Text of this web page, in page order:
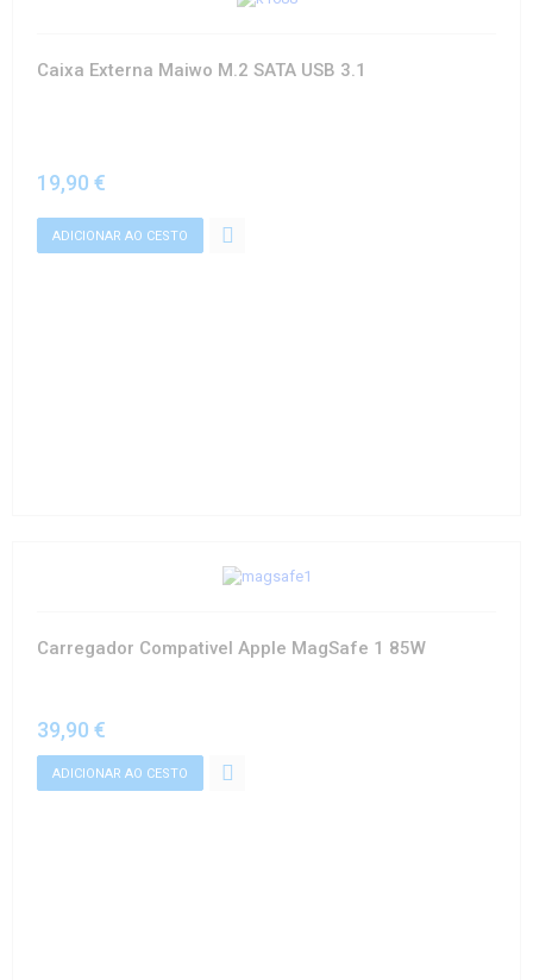
Caixa Externa Maiwo M.2 SATA USB 3.1
19,90 €
Carregador Compativel Apple MagSafe 1 85W
39,90 €